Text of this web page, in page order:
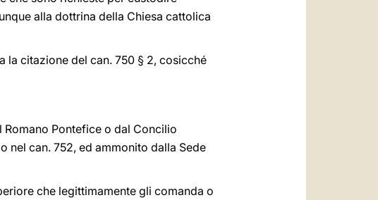
alla dottrina della Chiesa cattolica
la citazione del can. 750 § 2, cosicché
Romano Pontefice o dal Concilio
nel can. 752, ed ammonito dalla Sede
che legittimamente gli comanda o